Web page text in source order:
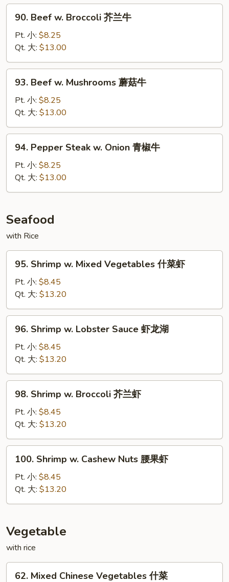
什
Beef
Broccoli
芥
兰
90. Beef w. Broccoli 芥兰牛
Pt. 小: $8.25
Qt. 大: $13.00
Beef
Mushrooms
蘑
菇
93. Beef w. Mushrooms 蘑菇牛
Pt. 小: $8.25
Qt. 大: $13.00
Pepper
Steak
Onion
椒
牛
94. Pepper Steak w. Onion 青椒牛
Pt. 小: $8.25
Qt. 大: $13.00
Seafood
with Rice
Shrimp
Mixed
Vegetables
什
95. Shrimp w. Mixed Vegetables 什菜虾
Pt. 小: $8.45
Qt. 大: $13.20
Shrimp
Lobster
Sauce
虾
96. Shrimp w. Lobster Sauce 虾龙湖
Pt. 小: $8.45
Qt. 大: $13.20
Shrimp
Broccoli
芥
兰
98. Shrimp w. Broccoli 芥兰虾
Pt. 小: $8.45
Qt. 大: $13.20
Shrimp
Cashew
Nuts
果
虾
100. Shrimp w. Cashew Nuts 腰果虾
Pt. 小: $8.45
Qt. 大: $13.20
Vegetable
with rice
62. Mixed Chinese Vegetables 什菜